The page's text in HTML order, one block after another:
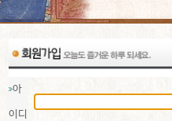
아
이디